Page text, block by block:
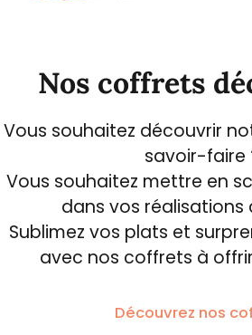
Nos coffrets
Vous souhaitez découvrir
savoir-faire
Vous souhaitez mettre en
dans vos réalisations
Sublimez vos plats et
avec nos coffrets à
Découvrez nos